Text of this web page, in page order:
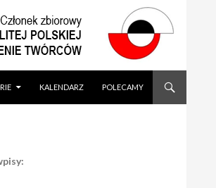
KALENDARZ POLECAMY